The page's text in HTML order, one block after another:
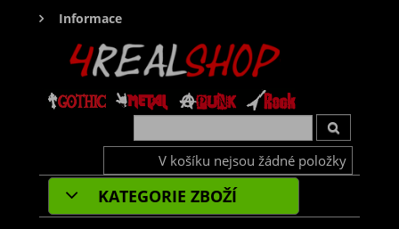
Informace
V košíku nejsou žádné položky
KATEGORIE ZBOŽÍ